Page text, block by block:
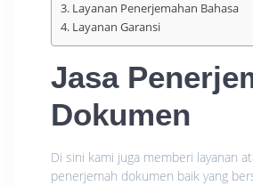
Layanan Penerjemahan Bahasa
Layanan Garansi
Jasa
Dokumen
Di sini kami juga memberi layanan
penerjemah dokumen baik yang